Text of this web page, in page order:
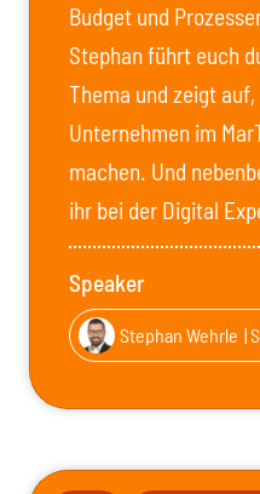
Budget und
Stephan führt euch
Thema und zeigt
Unternehmen im
machen. Und
ihr bei der Digital
Speaker
Stephan Wehrle |